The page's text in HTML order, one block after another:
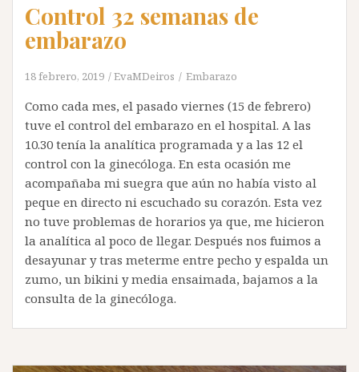
Control 32 semanas de
embarazo
18 febrero, 2019 EvaMDeiros Embarazo
Como cada mes, el pasado viernes (15 de febrero)
tuve el control del embarazo en el hospital. A las
10.30 tenía la analítica programada y a las 12 el
control con la ginecóloga. En esta ocasión me
acompañaba mi suegra que aún no había visto al
peque en directo ni escuchado su corazón. Esta vez
no tuve problemas de horarios ya que, me hicieron
la analítica al poco de llegar. Después nos fuimos a
desayunar y tras meterme entre pecho y espalda un
zumo, un bikini y media ensaimada, bajamos a la
consulta de la ginecóloga.